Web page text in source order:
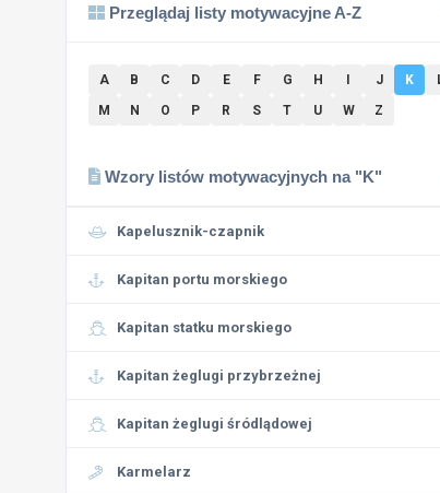
Przeglądaj listy motywacyjne A-Z
A B C D E F G H J K
M
N O P R S T U W Z
Wzory listów motywacyjnych na "K"
Kapelusznik-czapnik
Kapitan portu morskiego
Kapitan statku morskiego
Kapitan żeglugi przybrzeżnej
Kapitan żeglugi śródlądowej
Karmelarz